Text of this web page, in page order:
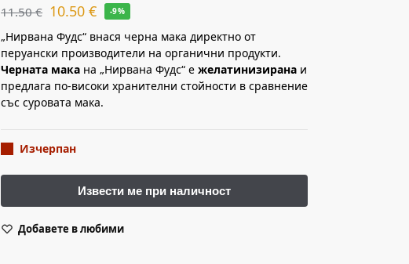
11.50€ 10.50€ -9%
„Нирвана Фудс“ внася черна мака директно от
перуански производители на органични продукти.
Черната мака на „Нирвана Фудс“ ежелатинизирана и
предлага по-високи хранителни стойности в сравнение
със суровата мака.
Изчерпан
Добавете в любими